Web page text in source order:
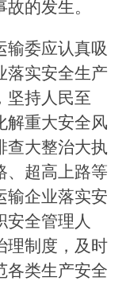
的发生。
输委应认真吸
落实安全生产
坚持人民至
解重大安全风
查大整治大执
、超高上路等
输企业落实安
安全管理人
理制度，及时
各类生产安全